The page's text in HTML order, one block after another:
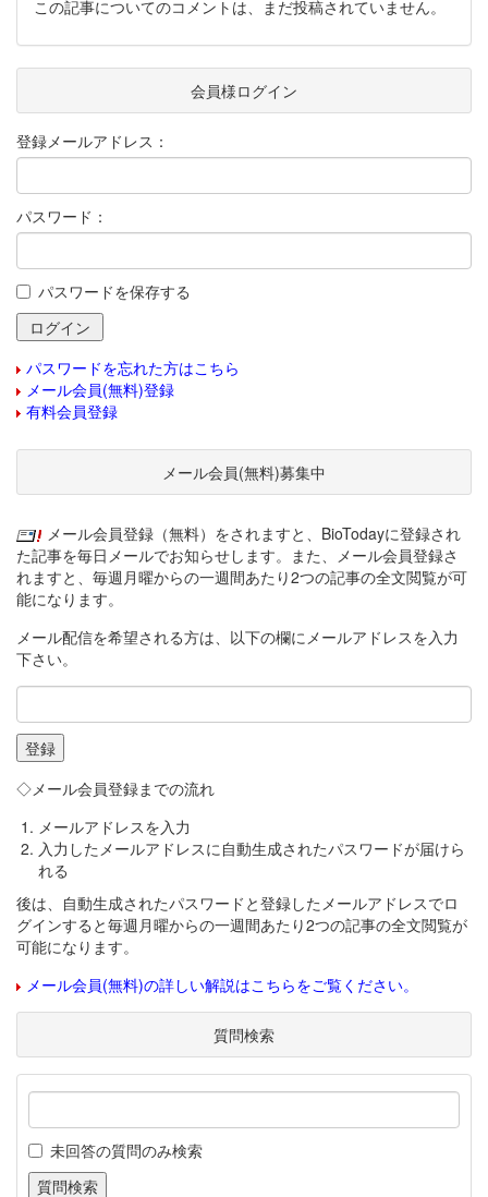
この記事についてのコメントは、まだ投稿されていません。
会員様ログイン
登録メールアドレス：
パスワード：
パスワードを保存する
パスワードを忘れた方はこちら
メール会員(無料)登録
有料会員登録
メール会員(無料)募集中
メール会員登録（無料）をされますと、BioTodayに登録され
た記事を毎日メールでお知らせします。また、メール会員登録さ
れますと、毎週月曜からの一週間あたり2つの記事の全文閲覧が可
能になります。
メール配信を希望される方は、以下の欄にメールアドレスを入力
下さい。
◇メール会員登録までの流れ
メールアドレスを入力
入力したメールアドレスに自動生成されたパスワードが届けら
れる
後は、自動生成されたパスワードと登録したメールアドレスでロ
グインすると毎週月曜からの一週間あたり2つの記事の全文閲覧が
可能になります。
メール会員(無料)の詳しい解説はこちらをご覧ください。
質問検索
未回答の質問のみ検索